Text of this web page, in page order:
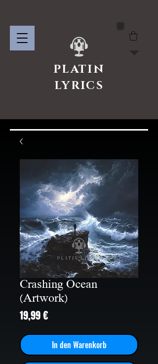
PLATIN
LYRICS
Crashing Ocean
(Artwork)
19,99 €Preis
In den Warenkorb